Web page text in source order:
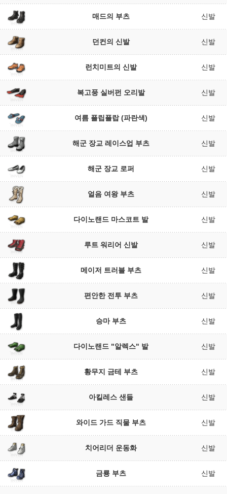
매드의 부츠 신발
던컨의 신발 신발
런치미트의 신발 신발
복고풍 실버펀 오리발 신발
여름 플립플랍 (파란색) 신발
해군 장교 레이스업 부츠 신발
해군 장교 로퍼 신발
얼음 여왕 부츠 신발
다이노랜드 마스코트 발 신발
루트 워리어 신발 신발
메이저 트러블 부츠 신발
편안한 전투 부츠 신발
승마 부츠 신발
다이노랜드 "알렉스" 발 신발
황무지 금테 부츠 신발
아킬레스 샌들 신발
와이드 가드 직물 부츠 신발
치어리더 운동화 신발
금룡 부츠 신발